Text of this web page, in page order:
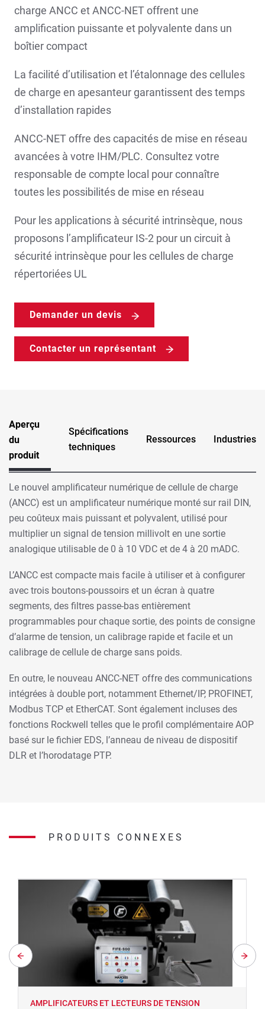
charge ANCC et ANCC-NET offrent une
amplification puissante et polyvalente dans un
boîtier compact
La facilité d’utilisation et l’étalonnage des cellules
de charge en apesanteur garantissent des temps
d’installation rapides
ANCC-NET offre des capacités de mise en réseau
avancées à votre IHM/PLC. Consultez votre
responsable de compte local pour connaître
toutes les possibilités de mise en réseau
Pour les applications à sécurité intrinsèque, nous
proposons l’amplificateur IS-2 pour un circuit à
sécurité intrinsèque pour les cellules de charge
répertoriées UL
Demander un devis
Contacter un représentant
Aperçu
du
produit
Spécifications
techniques
Ressources Industries
Le nouvel amplificateur numérique de cellule de charge
(ANCC) est un amplificateur numérique monté sur rail DIN,
peu coûteux mais puissant et polyvalent, utilisé pour
multiplier un signal de tension millivolt en une sortie
analogique utilisable de 0 à 10 VDC et de 4 à 20 mADC.
L’ANCC est compacte mais facile à utiliser et à configurer
avec trois boutons-poussoirs et un écran à quatre
segments, des filtres passe-bas entièrement
programmables pour chaque sortie, des points de consigne
d’alarme de tension, un calibrage rapide et facile et un
calibrage de cellule de charge sans poids.
En outre, le nouveau ANCC-NET offre des communications
intégrées à double port, notamment Ethernet/IP, PROFINET,
Modbus TCP et EtherCAT. Sont également incluses des
fonctions Rockwell telles que le profil complémentaire AOP
basé sur le fichier EDS, l’anneau de niveau de dispositif
DLR et l’horodatage PTP.
PRODUITS CONNEXES
AMPLIFICATEURS ET LECTEURS DE TENSION